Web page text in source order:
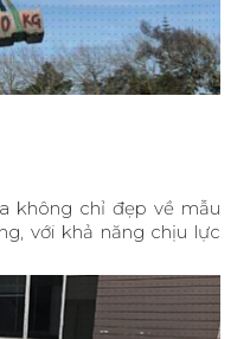
không chỉ đẹp về mẫu
với khả năng chịu lực